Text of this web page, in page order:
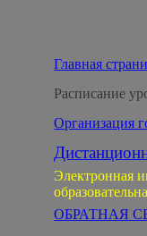
Главная
Расписание
Организация
Электронная
ОБРАТНАЯ